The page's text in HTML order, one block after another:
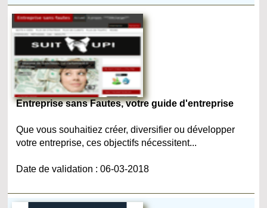
Entreprise sans Fautes, votre guide d'entreprise
Que vous souhaitiez créer, diversifier ou développer
votre entreprise, ces objectifs nécessitent...
Date de validation : 06-03-2018